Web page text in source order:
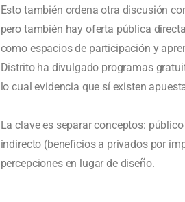
Esto también ordena otra discusión
pero también hay oferta pública
como espacios de participación y
Distrito ha divulgado programas
lo cual evidencia que sí existen
La clave es separar conceptos:
indirecto (beneficios a privados por
percepciones en lugar de diseño.